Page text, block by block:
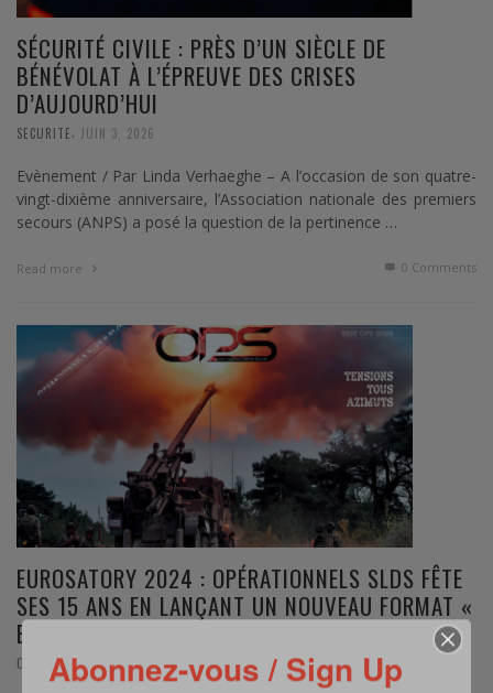
SÉCURITÉ CIVILE : PRÈS D’UN SIÈCLE DE
BÉNÉVOLAT À L’ÉPREUVE DES CRISES
D’AUJOURD’HUI
SECURITE JUIN 3, 2026
Evènement / Par Linda Verhaeghe – A l’occasion de son quatre-
vingt-dixième anniversaire, l’Association nationale des premiers
secours (ANPS) a posé la question de la pertinence …
Read more 0 Comments
EUROSATORY 2024 : OPÉRATIONNELS SLDS FÊTE
SES 15 ANS EN LANÇANT UN NOUVEAU FORMAT «
BEST OPS »
OPERATIONNELS SLDS LA REVUE , JUIN 11, 2024
Abonnez-vous / Sign Up